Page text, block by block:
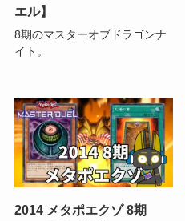
エル】
8期のマスターオブドラゴンナ
イト。
2014 メタポエクゾ 8期